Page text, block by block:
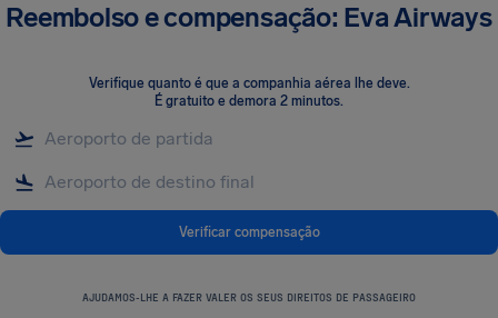
Reembolso e compensação: Eva Airways
Verifique quanto é que a companhia aérea lhe deve.
É gratuito e demora 2 minutos.
Verificar compensação
AJUDAMOS-LHE A FAZER VALER OS SEUS DIREITOS DE PASSAGEIRO